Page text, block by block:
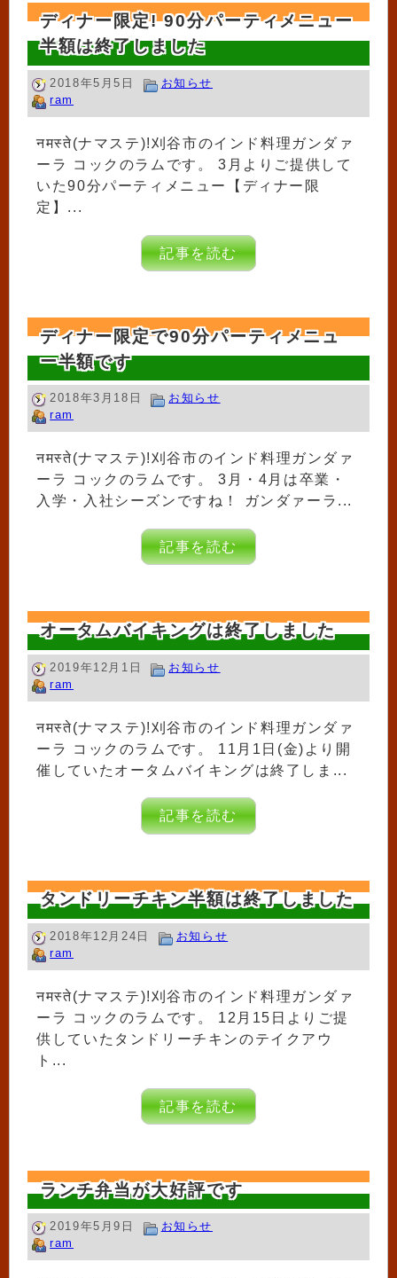
ディナー限定! 90分パーティメニュー
半額は終了しました
2018年5月5日
お知らせ
ram
नमस्ते(ナマステ)!刈谷市のインド料理ガンダァ
ーラ コックのラムです。 3月よりご提供して
いた90分パーティメニュー【ディナー限
定】...
記事を読む
ディナー限定で90分パーティメニュ
ー半額です
2018年3月18日
お知らせ
ram
नमस्ते(ナマステ)!刈谷市のインド料理ガンダァ
ーラ コックのラムです。 3月・4月は卒業・
入学・入社シーズンですね！ ガンダァーラ...
記事を読む
オータムバイキングは終了しました
2019年12月1日
お知らせ
ram
नमस्ते(ナマステ)!刈谷市のインド料理ガンダァ
ーラ コックのラムです。 11月1日(金)より開
催していたオータムバイキングは終了しま...
記事を読む
タンドリーチキン半額は終了しました
2018年12月24日
お知らせ
ram
नमस्ते(ナマステ)!刈谷市のインド料理ガンダァ
ーラ コックのラムです。 12月15日よりご提
供していたタンドリーチキンのテイクアウ
ト...
記事を読む
ランチ弁当が大好評です
2019年5月9日
お知らせ
ram